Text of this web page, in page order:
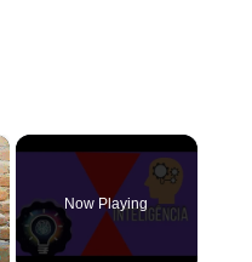
Now Playing